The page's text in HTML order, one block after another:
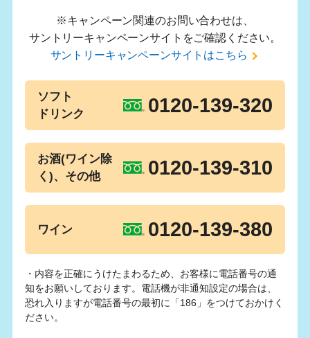
※キャンペーン関連のお問い合わせは、
サントリーキャンペーンサイトをご確認ください。
サントリーキャンペーンサイトはこちら
ソフト
ドリンク
0120-139-320
お酒(ワイン除
く)、その他
0120-139-310
ワイン 0120-139-380
・内容を正確にうけたまわるため、お客様に電話番号の通
知をお願いしております。電話機が非通知設定の場合は、
恐れ入りますが電話番号の最初に「186」をつけておかけく
ださい。